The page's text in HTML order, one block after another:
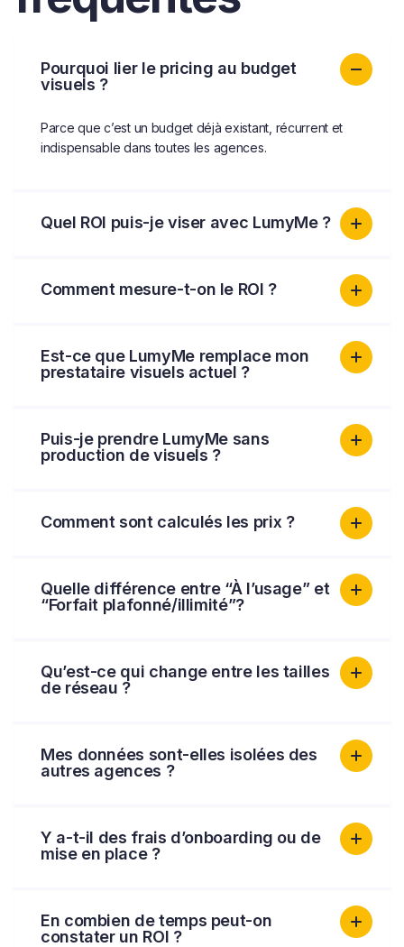
Pourquoi lier le pricing au budget
visuels ?
Parce que c’est un budget déjà existant, récurrent et
indispensable dans toutes les agences.
Quel ROI puis-je viser avec LumyMe ?
Comment mesure-t-on le ROI ?
Est-ce que LumyMe remplace mon
prestataire visuels actuel ?
Puis-je prendre LumyMe sans
production de visuels ?
Comment sont calculés les prix ?
Quelle différence entre “À l’usage” et
“Forfait plafonné/illimité”?
Qu’est-ce qui change entre les tailles
de réseau ?
Mes données sont-elles isolées des
autres agences ?
Y a-t-il des frais d’onboarding ou de
mise en place ?
En combien de temps peut-on
constater un ROI ?